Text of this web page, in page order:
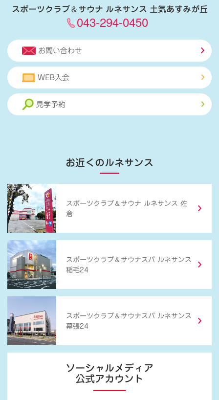
スポーツクラブ＆サウナ ルネサンス 土気あすみが丘
043-294-0450
お問い合わせ
WEB入会
見学予約
お近くのルネサンス
スポーツクラブ ＆ サウナ ルネサンス 佐
倉
スポーツクラブ ＆ サウナスパ ルネサンス
稲毛24
スポーツクラブ ＆ サウナスパ ルネサンス
幕張24
ソーシャルメディア
公式アカウント